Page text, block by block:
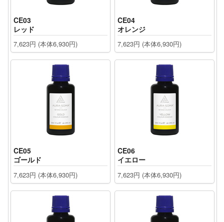
CE03
レッド
7,623円 (本体6,930円)
CE04
オレンジ
7,623円 (本体6,930円)
CE05
ゴールド
7,623円 (本体6,930円)
CE06
イエロー
7,623円 (本体6,930円)